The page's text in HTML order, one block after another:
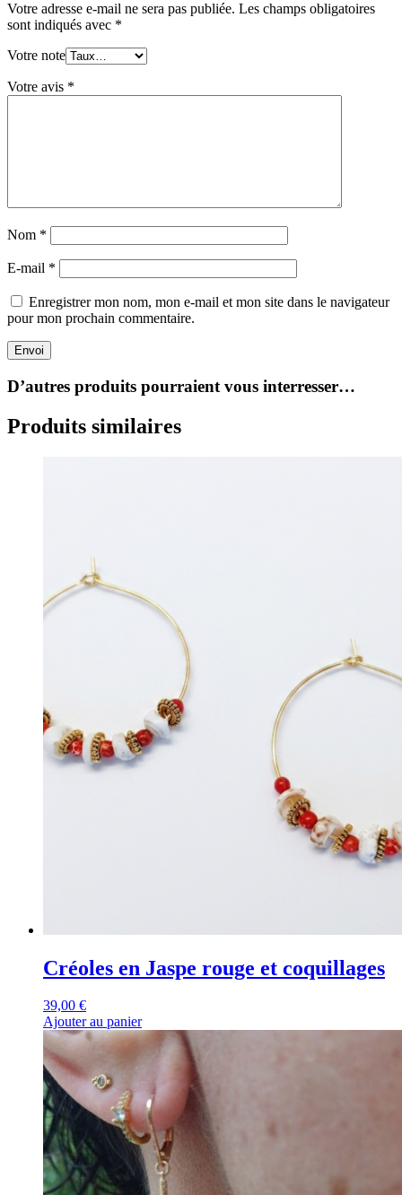
Votre adresse e-mail ne sera pas publiée. Les champs obligatoires
sont indiqués avec *
Votre note
Votre avis *
Nom *
E-mail *
Enregistrer mon nom, mon e-mail et mon site dans le navigateur
pour mon prochain commentaire.
Envoi
D’autres produits pourraient vous interresser…
Produits similaires
Créoles en Jaspe rouge et coquillages
39,00 €
Ajouter au panier